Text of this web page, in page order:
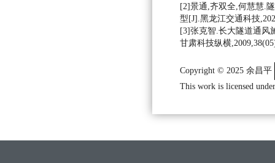
[2]景通,齐双全,何慧慧.
型[J].黑龙江交通科技
[3]张克智.长大隧道通风
甘肃科技纵横
Copyright © 2025 余昌平
This work is licensed